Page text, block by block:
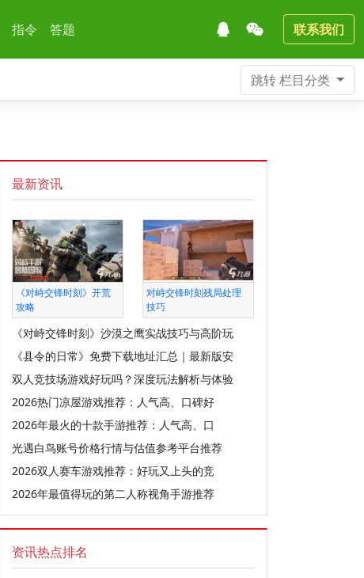
指令 答题 联系我们
跳转栏目分类
最新资讯
《对峙交锋时刻》开荒
攻略
对峙交锋时刻残局处理
技巧
《对峙交锋时刻》沙漠之鹰实战技巧与高阶玩
《县令的日常》免费下载地址汇总｜最新版安
双人竞技场游戏好玩吗？深度玩法解析与体验
2026热门凉屋游戏推荐：人气高、口碑好
2026年最火的十款手游推荐：人气高、口
光遇白鸟账号价格行情与估值参考平台推荐
2026双人赛车游戏推荐：好玩又上头的竞
2026年最值得玩的第二人称视角手游推荐
资讯热点排名